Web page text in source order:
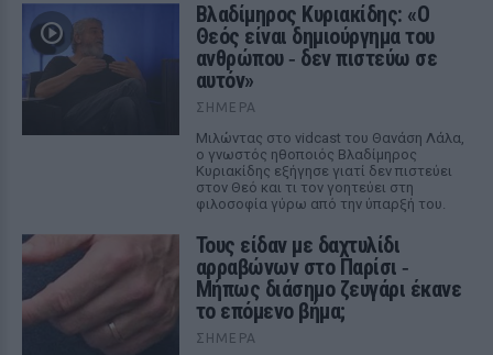
Βλαδίμηρος Κυριακίδης: «Ο
Θεός είναι δημιούργημα του
ανθρώπου ‑ δεν πιστεύω σε
αυτόν»
ΣΉΜΕΡΑ
Μιλώντας στο vidcast του Θανάση Λάλα,
ο γνωστός ηθοποιός Βλαδίμηρος
Κυριακίδης εξήγησε γιατί δεν πιστεύει
στον Θεό και τι τον γοητεύει στη
φιλοσοφία γύρω από την ύπαρξή του.
Τους είδαν με δαχτυλίδι
αρραβώνων στο Παρίσι ‑
Μήπως διάσημο ζευγάρι έκανε
το επόμενο βήμα;
ΣΉΜΕΡΑ